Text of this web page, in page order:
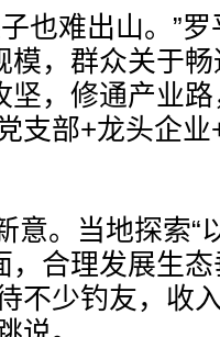
也难出山。”
模，群众关于
坚，修通产业
支部+龙头企业
意。当地探索“
，合理发展生
不少钓友，收